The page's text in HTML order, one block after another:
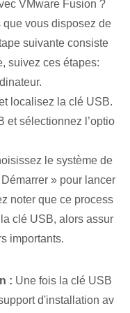
VMware Fusion ?
que vous disposez de
suivante consiste
suivez ces étapes:
localisez la clé USB.
et sélectionnez l’optio
le système de
» pour lancer
noter que ce process
clé USB, alors assur
importants.
: Une fois la clé USB
d'installation av